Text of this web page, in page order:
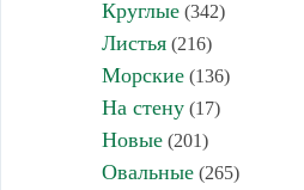
Круглые(342)
Листья(216)
Морские(136)
На стену(17)
Новые(201)
Овальные(265)